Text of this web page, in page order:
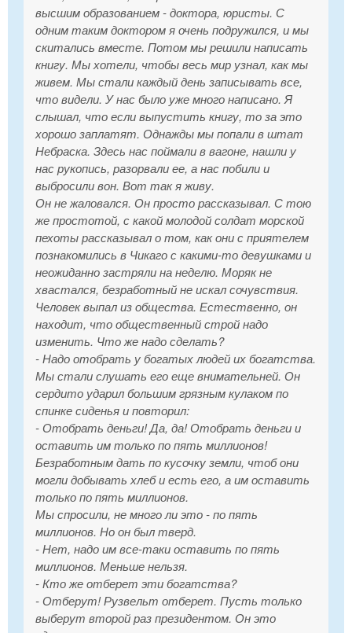
высшим образованием - доктора, юристы. С
одним таким доктором я очень подружился, и мы
скитались вместе. Потом мы решили написать
книгу. Мы хотели, чтобы весь мир узнал, как мы
живем. Мы стали каждый день записывать все,
что видели. У нас было уже много написано. Я
слышал, что если выпустить книгу, то за это
хорошо заплатят. Однажды мы попали в штат
Небраска. Здесь нас поймали в вагоне, нашли у
нас рукопись, разорвали ее, а нас побили и
выбросили вон. Вот так я живу.
Он не жаловался. Он просто рассказывал. С тою
же простотой, с какой молодой солдат морской
пехоты рассказывал о том, как они с приятелем
познакомились в Чикаго с какими-то девушками и
неожиданно застряли на неделю. Моряк не
хвастался, безработный не искал сочувствия.
Человек выпал из общества. Естественно, он
находит, что общественный строй надо
изменить. Что же надо сделать?
- Надо отобрать у богатых людей их богатства.
Мы стали слушать его еще внимательней. Он
сердито ударил большим грязным кулаком по
спинке сиденья и повторил:
- Отобрать деньги! Да, да! Отобрать деньги и
оставить им только по пять миллионов!
Безработным дать по кусочку земли, чтоб они
могли добывать хлеб и есть его, а им оставить
только по пять миллионов.
Мы спросили, не много ли это - по пять
миллионов. Но он был тверд.
- Нет, надо им все-таки оставить по пять
миллионов. Меньше нельзя.
- Кто же отберет эти богатства?
- Отберут! Рузвельт отберет. Пусть только
выберут второй раз президентом. Он это